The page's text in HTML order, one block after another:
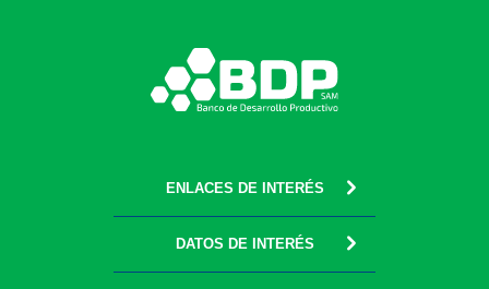
ENLACES DE INTERÉS
DATOS DE INTERÉS